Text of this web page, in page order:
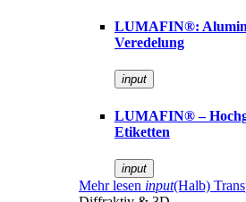
LUMAFIN®:
Veredelung
input
LUMAFIN® –
Etiketten
input
Mehr lesen input(Halb)